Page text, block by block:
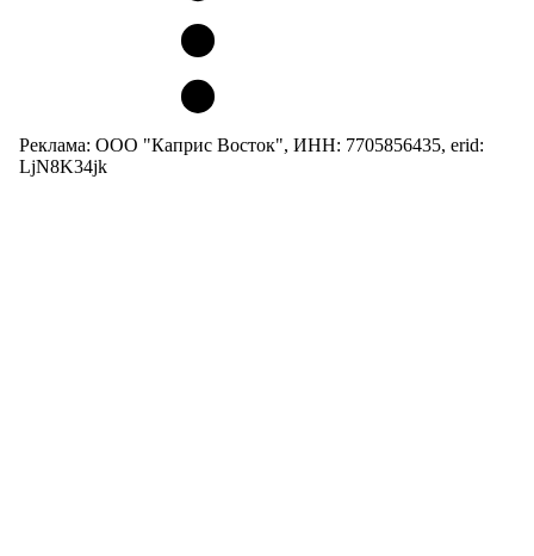
Реклама: ООО "Каприс Восток", ИНН: 7705856435, erid:
LjN8K34jk